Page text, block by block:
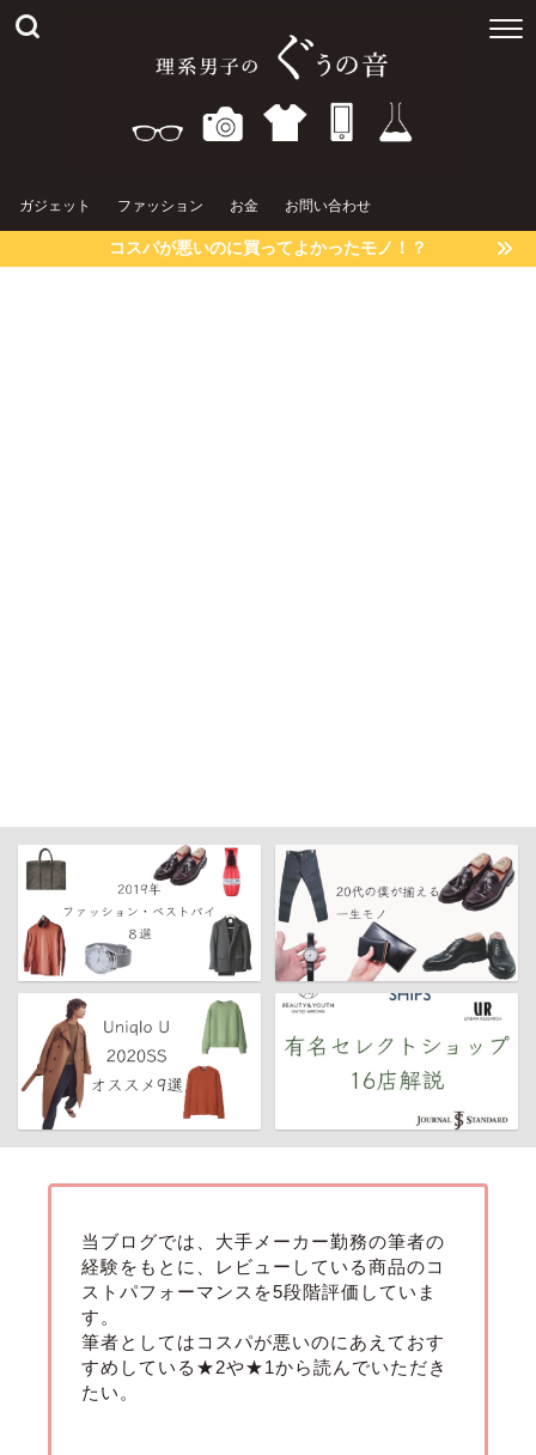
ガジェット ファッション お金 お問い合わせ
コスパが悪いのに買ってよかったモノ！？
当ブログでは、大手メーカー勤務の筆者の
経験をもとに、レビューしている商品のコ
ストパフォーマンスを5段階評価していま
す。
筆者としてはコスパが悪いのにあえておす
すめしている★2や★1から読んでいただき
たい。